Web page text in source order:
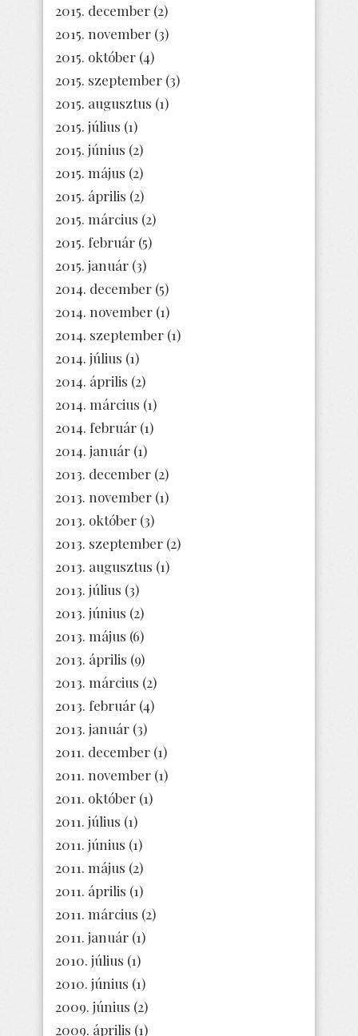
2015. december (2)
2015. november (3)
2015. október (4)
2015. szeptember (3)
2015. augusztus (1)
2015. július (1)
2015. június (2)
2015. május (2)
2015. április (2)
2015. március (2)
2015. február (5)
2015. január (3)
2014. december (5)
2014. november (1)
2014. szeptember (1)
2014. július (1)
2014. április (2)
2014. március (1)
2014. február (1)
2014. január (1)
2013. december (2)
2013. november (1)
2013. október (3)
2013. szeptember (2)
2013. augusztus (1)
2013. július (3)
2013. június (2)
2013. május (6)
2013. április (9)
2013. március (2)
2013. február (4)
2013. január (3)
2011. december (1)
2011. november (1)
2011. október (1)
2011. július (1)
2011. június (1)
2011. május (2)
2011. április (1)
2011. március (2)
2011. január (1)
2010. július (1)
2010. június (1)
2009. június (2)
2009. április (1)